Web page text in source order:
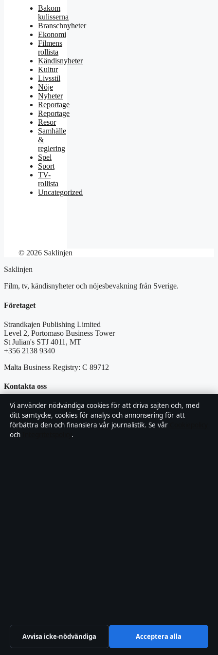
Bakom
kulisserna
Branschnyheter
Ekonomi
Filmens
rollista
Kändisnyheter
Kultur
Livsstil
Nöje
Nyheter
Reportage
Reportage
Resor
Samhälle
&
reglering
Spel
Sport
TV-
rollista
Uncategorized
© 2026 Saklinjen
Saklinjen
Film, tv, kändisnyheter och nöjesbevakning från Sverige.
Företaget
Strandkajen Publishing Limited
Level 2, Portomaso Business Tower
St Julian's STJ 4011, MT
+356 2138 9340
Malta Business Registry: C 89712
Kontakta oss
Allmänt: info@saklinjen.se
Förtroende & standarder
Vi använder nödvändiga cookies för att driva sajten och, med
ditt samtycke, cookies för analys och annonsering för att
förbättra den och finansiera vår journalistik. Se vår
och
.
Avvisa icke-nödvändiga Acceptera alla